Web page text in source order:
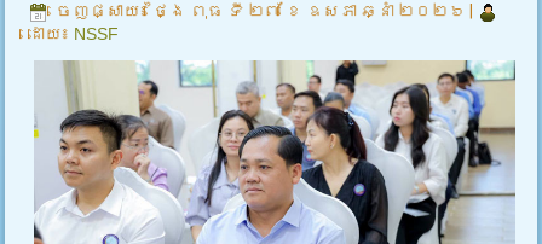
ចេញផ្សាយ៖ ថ្ងៃ ពុធ ទី ២៧ ខែ ឧសភា ឆ្នាំ ២០២៦
ដោយ៖ NSSF